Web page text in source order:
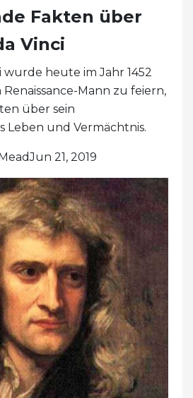
Fakten über
Vinci
wurde heute im Jahr 1452
Mann zu feiern,
über sein
Leben und Vermächtnis.
21, 2019